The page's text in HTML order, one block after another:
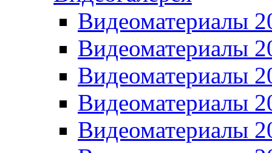
Видеоматериалы
Видеоматериалы
Видеоматериалы
Видеоматериалы
Видеоматериалы